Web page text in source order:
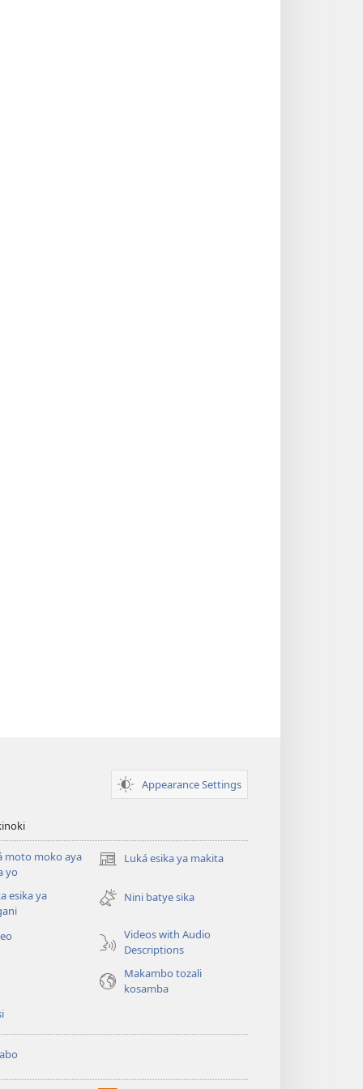
Appearance Settings
moto moko aya
yo
Luká esika ya makita
(fungolá
mosusu)
esika ya
Nini batye sika
Videos with Audio
Descriptions
Makambo tozali
kosamba